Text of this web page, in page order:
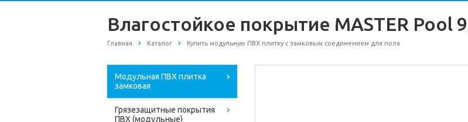
Влагостойкое покрытие MASTER Pool
Главная Каталог Купить модульную ПВХ плитку с замковым соединением для пола
Модульная ПВХ плитка
замковая
Грязезащитные покрытия
ПВХ (модульные)